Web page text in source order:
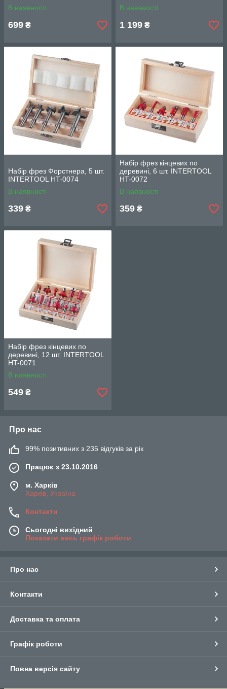
В наявності
699 ₴
В наявності
1 199 ₴
Набір фрез Форстнера, 5 шт.
INTERTOOL HT-0074
В наявності
339 ₴
Набір фрез кінцевих по
деревині, 6 шт. INTERTOOL
HT-0072
В наявності
359 ₴
Набір фрез кінцевих по
деревині, 12 шт. INTERTOOL
HT-0071
В наявності
549 ₴
Про нас
99% позитивних з 235 відгуків за рік
Працює з 23.10.2016
м. Харків
Харків, Україна
Контакти
Сьогодні вихідний
Показати весь графік роботи
Про нас
Контакти
Доставка та оплата
Графік роботи
Повна версія сайту